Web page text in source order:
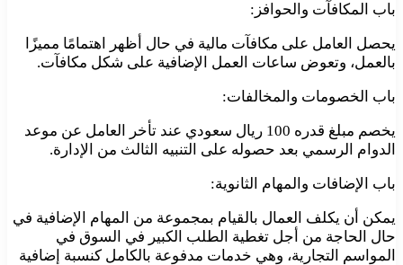
باب المكافآت والحوافز:
يحصل العامل على مكافآت مالية في حال أظهر اهتمامًا مميزًا
بالعمل، وتعوض ساعات العمل الإضافية على شكل مكافآت.
باب الخصومات والمخالفات:
يخصم مبلغ قدره 100 ريال سعودي عند تأخر العامل عن موعد
الدوام الرسمي بعد حصوله على التنبيه الثالث من الإدارة.
باب الإضافات والمهام الثانوية:
يمكن أن يكلف العمال بالقيام بمجموعة من المهام الإضافية في
حال الحاجة من أجل تغطية الطلب الكبير في السوق في
المواسم التجارية، وهي خدمات مدفوعة بالكامل كنسبة إضافية